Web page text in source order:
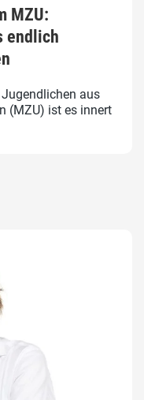
MZU:
endlich
aus
(MZU) ist es innert